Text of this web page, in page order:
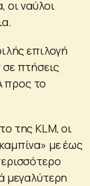
οι ναύλοι
επιλογή
σε πτήσεις
προς το
της KLM, οι
με έως
μεγαλύτερη